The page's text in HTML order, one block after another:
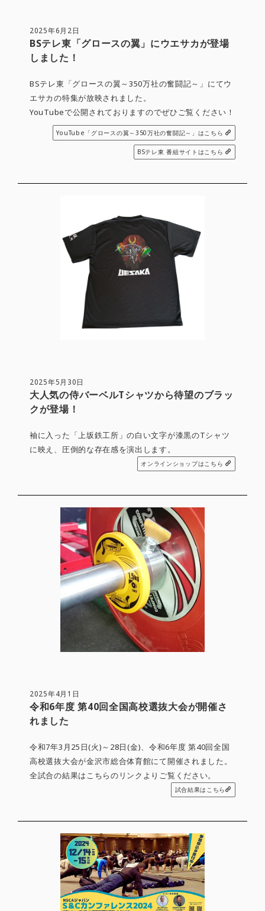
2025年6月2日
BSテレ東「グロースの翼」にウエサカが登場
しました！
BSテレ東「グロースの翼～350万社の奮闘記～」にてウ
エサカの特集が放映されました。
YouTubeで公開されておりますのでぜひご覧ください！
YouTube「グロースの翼～350万社の奮闘記～」はこちら
BSテレ東 番組サイトはこちら
2025年5月30日
大人気の侍バーベルTシャツから待望のブラッ
クが登場！
袖に入った「上坂鉄工所」の白い文字が漆黒のTシャツ
に映え、圧倒的な存在感を演出します。
オンラインショップはこちら
2025年4月1日
令和6年度 第40回全国高校選抜大会が開催さ
れました
令和7年3月25日(火)～28日(金)、令和6年度 第40回全国
高校選抜大会が金沢市総合体育館にて開催されました。
全試合の結果はこちらのリンクよりご覧ください。
試合結果はこちら